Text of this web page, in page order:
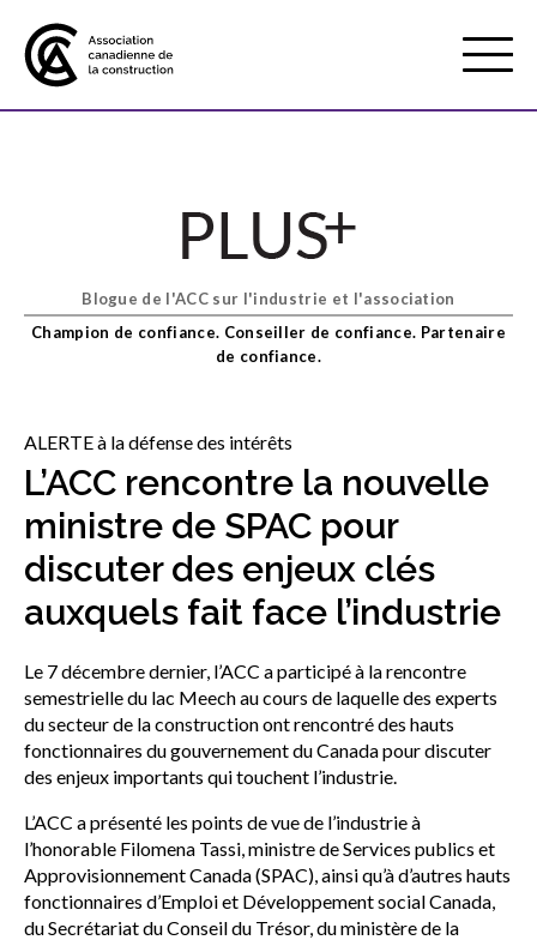
Mobile
Menu
À propos de nous
Adhésion
Show
sub
Services axés sur les pratiques
exemplaires
Sceau d’or
Show
Événements
Show
menu
Blogue de l'ACC sur l'industrie et l'association
Champion de confiance. Conseiller de confiance. Partenaire
de confiance.
ALERTE à la défense des intérêts
L’ACC rencontre la nouvelle
ministre de SPAC pour
discuter des enjeux clés
auxquels fait face l’industrie
Le 7 décembre dernier, l’ACC a participé à la rencontre
semestrielle du lac Meech au cours de laquelle des experts
du secteur de la construction ont rencontré des hauts
fonctionnaires du gouvernement du Canada pour discuter
des enjeux importants qui touchent l’industrie.
L’ACC a présenté les points de vue de l’industrie à
l’honorable Filomena Tassi, ministre de Services publics et
Approvisionnement Canada (SPAC), ainsi qu’à d’autres hauts
fonctionnaires d’Emploi et Développement social Canada,
du Secrétariat du Conseil du Trésor, du ministère de la